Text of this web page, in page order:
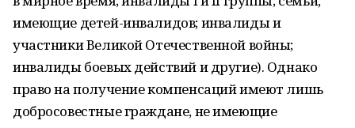
имеющие детей-инвалидов; инвалиды и
участники Великой Отечественной войны;
инвалиды боевых действий и другие). Однако
право на получение компенсаций имеют лишь
добросовестные граждане, не имеющие